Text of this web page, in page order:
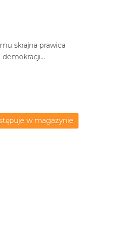
skrajna prawica
w magazynie